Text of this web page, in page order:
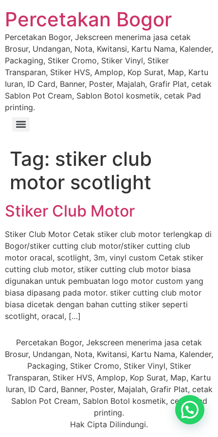
Percetakan Bogor
Percetakan Bogor, Jekscreen menerima jasa cetak
Brosur, Undangan, Nota, Kwitansi, Kartu Nama, Kalender,
Packaging, Stiker Cromo, Stiker Vinyl, Stiker
Transparan, Stiker HVS, Amplop, Kop Surat, Map, Kartu
Iuran, ID Card, Banner, Poster, Majalah, Grafir Plat, cetak
Sablon Pot Cream, Sablon Botol kosmetik, cetak Pad
printing.
Tag: stiker club
motor scotlight
Stiker Club Motor
Stiker Club Motor Cetak stiker club motor terlengkap di
Bogor/stiker cutting club motor/stiker cutting club
motor oracal, scotlight, 3m, vinyl custom Cetak stiker
cutting club motor, stiker cutting club motor biasa
digunakan untuk pembuatan logo motor custom yang
biasa dipasang pada motor. stiker cutting club motor
biasa dicetak dengan bahan cutting stiker seperti
scotlight, oracal, […]
Percetakan Bogor, Jekscreen menerima jasa cetak
Brosur, Undangan, Nota, Kwitansi, Kartu Nama, Kalender,
Packaging, Stiker Cromo, Stiker Vinyl, Stiker
Transparan, Stiker HVS, Amplop, Kop Surat, Map, Kartu
Iuran, ID Card, Banner, Poster, Majalah, Grafir Plat, cetak
Sablon Pot Cream, Sablon Botol kosmetik, cetak Pad
printing.
Hak Cipta Dilindungi.